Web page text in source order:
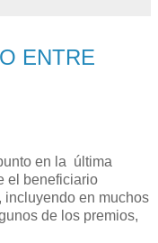
ENTRE
en la última
el beneficiario
en muchos
de los premios,